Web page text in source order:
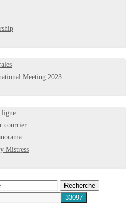
Meeting 2023
ligne
courrier
Mistress
Recherche